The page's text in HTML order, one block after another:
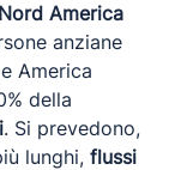
Nord America
anziane
America
della
. Si prevedono,
lunghi, flussi